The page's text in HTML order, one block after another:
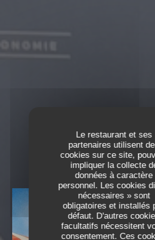
Le restaurant et ses
partenaires utilisent
cookies sur ce site,
impliquer la collecte
données à caractère
personnel. Les cookies
nécessaires » sont
obligatoires et installés
défaut. D'autres
facultatifs nécessitent
consentement. Ces